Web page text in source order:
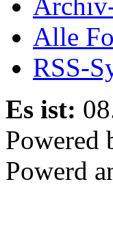
Alle
RSS-
Es ist:
Powered
Powerd